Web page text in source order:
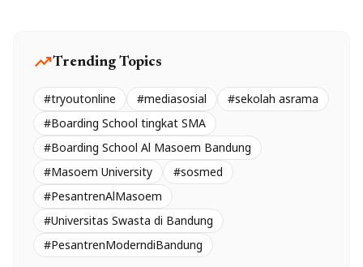
trending_upTrending Topics
#tryoutonline #mediasosial
#sekolah asrama
#Boarding School tingkat SMA
#Boarding School Al Masoem Bandung
#Masoem University
#sosmed
#PesantrenAlMasoem
#Universitas Swasta di Bandung
#PesantrenModerndiBandung